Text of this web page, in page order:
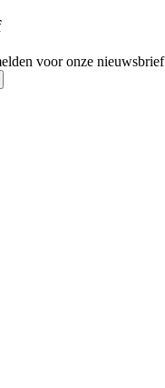
voor onze nieuwsbrief